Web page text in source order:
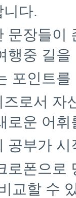
다.
문장들이
행중 길
포인트
로서 자
로운 어
공부가 시
로폰으로
교할 수